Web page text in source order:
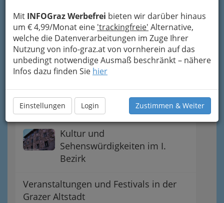
Mit INFOGraz Werbefrei bieten wir darüber hinaus
um € 4,99/Monat eine 'trackingfreie' Alternative,
welche die Datenverarbeitungen im Zuge Ihrer
Nutzung von info-graz.at von vornherein auf das
unbedingt notwendige Ausmaß beschränkt – nähere
Infos dazu finden Sie hier
Einstellungen Login Zustimmen & Weiter
I. Bezirk - Innere Stadt
1. Bezirk: Handel, Gewerbe
und Gastronomie
Macht des Bundeslandes
Steiermark
Kultur und
Sehenswürdigkeiten im I.
Bezirk
Veranstaltungen und Festivals in der
Grazer Altstadt